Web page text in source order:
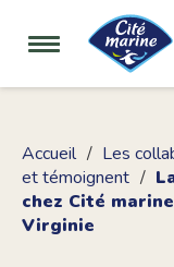
Accueil
Les
et témoignent
chez Cité
Virginie